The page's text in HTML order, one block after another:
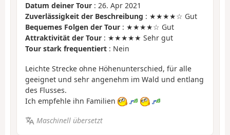
Datum deiner Tour : 26. Apr 2021
Zuverlässigkeit der Beschreibung : ★★★★☆ Gut
Bequemes Folgen der Tour : ★★★★☆ Gut
Attraktivität der Tour : ★★★★★ Sehr gut
Tour stark frequentiert : Nein
Leichte Strecke ohne Höhenunterschied, für alle
geeignet und sehr angenehm im Wald und entlang
des Flusses.
Ich empfehle ihn Familien
Maschinell übersetzt